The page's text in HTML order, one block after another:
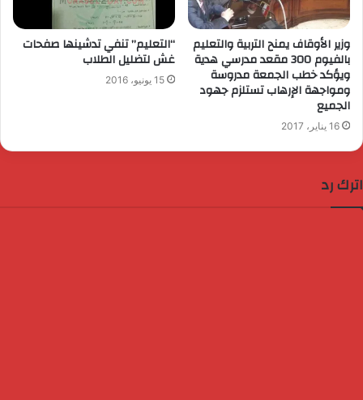
وزير الأوقاف يمنح التربية والتعليم
بالفيوم 300 مقعد مدرسي هدية
ويؤكد خطب الجمعة مدروسة
ومواجهة الإرهاب تستلزم جهود
الجميع
16 يناير، 2017
“التعليم” تنفي تدشينها صفحات
غش لتضليل الطلاب
15 يونيو، 2016
اترك رد